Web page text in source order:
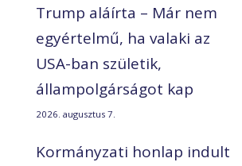
Trump aláírta – Már nem
egyértelmű, ha valaki az
USA-ban születik,
állampolgárságot kap
2026. augusztus 7.
Kormányzati honlap indult